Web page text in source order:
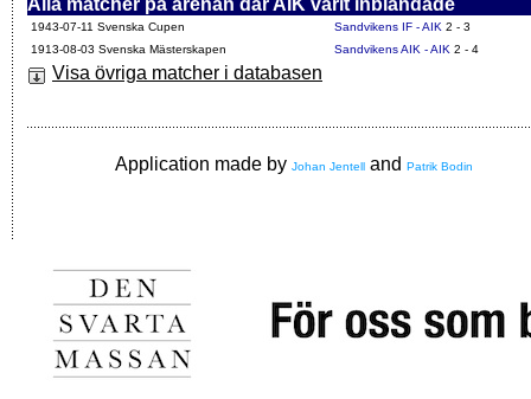
Alla matcher på arenan där AIK varit inblandade
1943-07-11 Svenska Cupen Sandvikens IF - AIK 2 - 3
1913-08-03 Svenska Mästerskapen
Sandvikens AIK - AIK 2 - 4
Visa övriga matcher i databasen
Application made by Johan Jentell and Patrik Bodin